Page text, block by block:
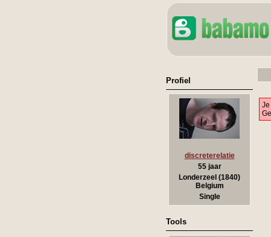
Profiel
discreterelatie
55 jaar
Londerzeel (1840)
Belgium
Single
Tools